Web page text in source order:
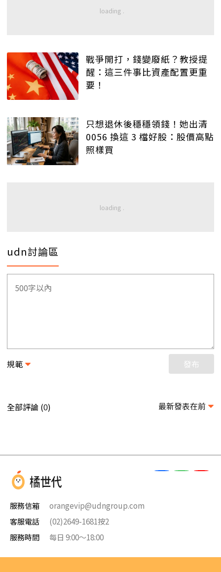
戰爭開打，錢變廢紙？教授提
醒：這三件事比資產配置更重
要！
只想退休後穩穩領錢！她出清
0056 換這 3 檔好股：股價高點
照樣買
udn討論區
規範 發布
全部評論 (0) 最新發表在前
服務信箱
orangevip@udngroup.com
客服電話
(02)2649-1681按2
服務時間
每日 9:00～18:00